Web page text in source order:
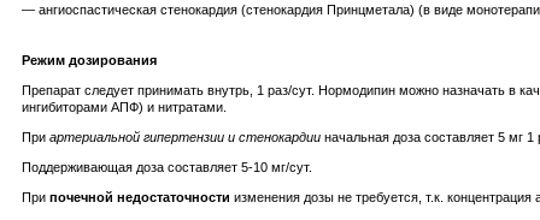
— ангиоспастическая стенокардия (стенокардия Принцметала) (в виде
Режим дозирования
Препарат следует принимать внутрь, 1 раз/сут. Нормодипин можно назначать в
ингибиторами АПФ) и нитратами.
При артериальной гипертензии и стенокардии начальная доза составляет 5 мг
Поддерживающая доза составляет 5-10 мг/сут.
При почечной недостаточности изменения дозы не требуется, т.к.